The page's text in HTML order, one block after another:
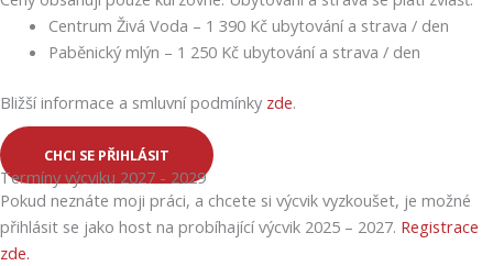
Centrum Živá Voda – 1 390 Kč ubytování a strava / den
Paběnický mlýn – 1 250 Kč ubytování a strava / den
Bližší informace a smluvní podmínky zde.
CHCI SE PŘIHLÁSIT
Termíny výcviku 2027 - 2029
Pokud neznáte moji práci, a chcete si výcvik vyzkoušet, je možné
přihlásit se jako host na probíhající výcvik 2025 – 2027. Registrace
zde.